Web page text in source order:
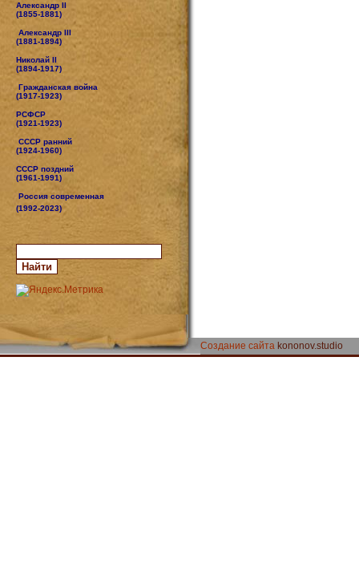
Александр II
(1855-1881)
Александр III
(1881-1894)
Николай II
(1894-1917)
Гражданская война
(1917-1923)
РСФСР
(1921-1923)
СССР ранний
(1924-1960)
СССР поздний
(1961-1991)
Россия современная
(1992-2023)
Создание сайта kononov.studio